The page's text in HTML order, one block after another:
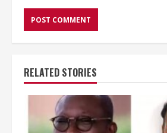
RELATED STORIES